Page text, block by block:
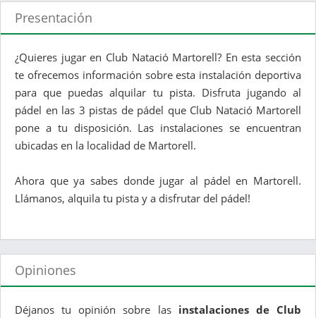
Presentación
¿Quieres jugar en Club Natació Martorell? En esta sección
te ofrecemos información sobre esta instalación deportiva
para que puedas alquilar tu pista. Disfruta jugando al
pádel en las 3 pistas de pádel que Club Natació Martorell
pone a tu disposición. Las instalaciones se encuentran
ubicadas en la localidad de Martorell.
Ahora que ya sabes donde jugar al pádel en Martorell.
Llámanos, alquila tu pista y a disfrutar del pádel!
Opiniones
Déjanos tu opinión sobre las instalaciones de Club